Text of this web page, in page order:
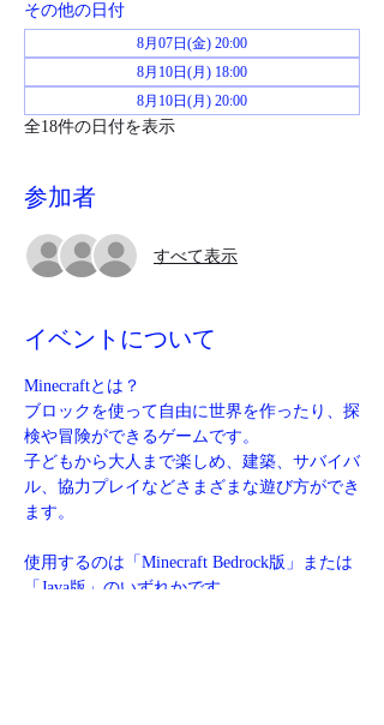
その他の日付
8月07日(金) 20:00
8月10日(月) 18:00
8月10日(月) 20:00
全18件の日付を表示
参加者
すべて表示
イベントについて
Minecraftとは？
ブロックを使って自由に世界を作ったり、探
検や冒険ができるゲームです。
子どもから大人まで楽しめ、建築、サバイバ
ル、協力プレイなどさまざまな遊び方ができ
ます。
使用するのは「Minecraft Bedrock版」または
「Java版」のいずれかです。